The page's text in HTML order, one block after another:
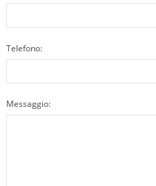
Telefono:
Messaggio: